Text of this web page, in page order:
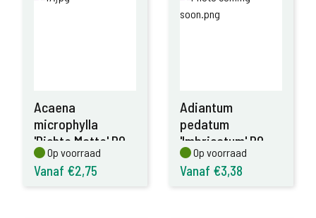
Acaena
microphylla
'Dichte Matte' P9
Op voorraad
Op voorraad
Vanaf €2,75
Adiantum
pedatum
'Imbricatum' P9
Op voorraad
Op voorraad
Vanaf €3,38